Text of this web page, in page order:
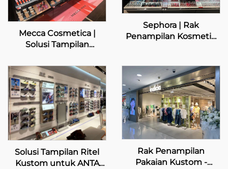
Mecca Cosmetica |
Solusi Tampilan
Sephora | Rak
Penampilan Kosmetik
Solusi Tampilan Ritel
Kustom untuk ANTA
Rak Penampilan
Pakaian Kustom -